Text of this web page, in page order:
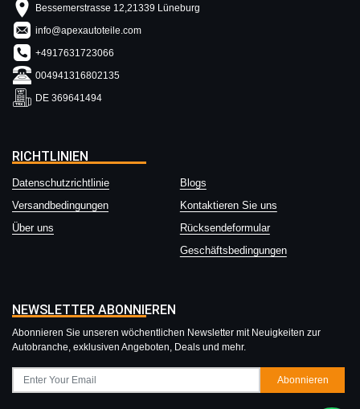
Bessemerstrasse 12,21339 Lüneburg
info@apexautoteile.com
+4917631723066
004941316802135
DE 369641494
RICHTLINIEN
Datenschutzrichtlinie
Blogs
Versandbedingungen
Kontaktieren Sie uns
Über uns
Rücksendeformular
Geschäftsbedingungen
NEWSLETTER ABONNIEREN
Abonnieren Sie unseren wöchentlichen Newsletter mit Neuigkeiten zur
Autobranche, exklusiven Angeboten, Deals und mehr.
Abonnieren